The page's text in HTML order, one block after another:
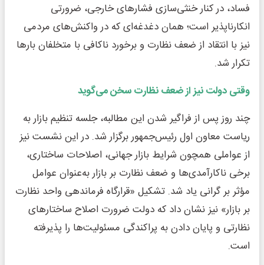
فساد، در کنار خنثی‌سازی فشارهای خارجی، ضرورتی
انکارناپذیر است؛ همان دغدغه‌ای که در واکنش‌های مردمی
نیز با انتقاد از ضعف نظارت و برخورد ناکافی با متخلفان بارها
تکرار شد.
وقتی دولت نیز از ضعف نظارت سخن می‌گوید
چند روز پس از فراگیر شدن این مطالبه، جلسه تنظیم بازار به
ریاست معاون اول رئیس‌جمهور برگزار شد. در این نشست نیز
از عواملی همچون شرایط بازار جهانی، اصلاحات ساختاری،
برخی ناکارآمدی‌ها و ضعف نظارت بر بازار به‌عنوان عوامل
مؤثر بر گرانی یاد شد. تشکیل «قرارگاه فرماندهی واحد نظارت
بر بازار» نیز نشان داد که دولت ضرورت اصلاح ساختارهای
نظارتی و پایان دادن به پراکندگی مسئولیت‌ها را پذیرفته
است.